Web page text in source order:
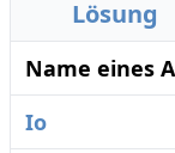
Lösung
Name eines
Io